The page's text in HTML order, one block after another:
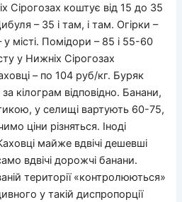
Сірогозах коштує від 15 до 35
– 35 і там, і там. Огірки –
місті. Помідори – 85 і 55-60
у Нижніх Сірогозах
– по 104 руб/кг. Буряк
кілограм відповідно. Банани,
у селищі вартують 60-75,
ціни різняться. Іноді
майже вдвічі дешевші
вдвічі дорожчі банани.
території «контролюються»
у такій диспропорції